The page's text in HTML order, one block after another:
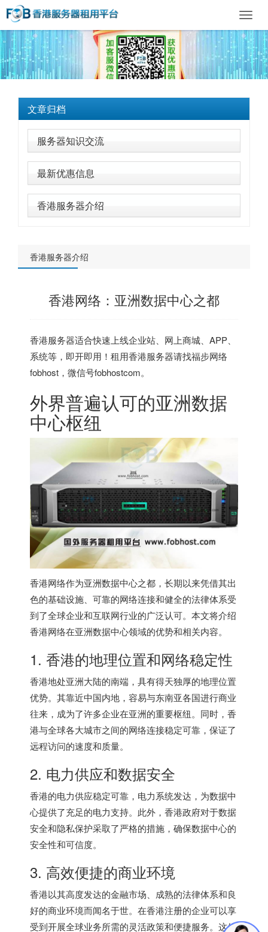
文章归档
服务器知识交流
最新优惠信息
香港服务器介绍
香港服务器介绍
香港网络：亚洲数据中心之都
香港服务器适合快速上线企业站、网上商城、APP、
系统等，即开即用！租用香港服务器请找福步网络
fobhost，微信号fobhostcom。
外界普遍认可的亚洲数据
中心枢纽
香港网络作为亚洲数据中心之都，长期以来凭借其出
色的基础设施、可靠的网络连接和健全的法律体系受
到了全球企业和互联网行业的广泛认可。本文将介绍
香港网络在亚洲数据中心领域的优势和相关内容。
1. 香港的地理位置和网络稳定性
香港地处亚洲大陆的南端，具有得天独厚的地理位置
优势。其靠近中国内地，容易与东南亚各国进行商业
往来，成为了许多企业在亚洲的重要枢纽。同时，香
港与全球各大城市之间的网络连接稳定可靠，保证了
远程访问的速度和质量。
2. 电力供应和数据安全
香港的电力供应稳定可靠，电力系统发达，为数据中
心提供了充足的电力支持。此外，香港政府对于数据
安全和隐私保护采取了严格的措施，确保数据中心的
安全性和可信度。
3. 高效便捷的商业环境
香港以其高度发达的金融市场、成熟的法律体系和良
好的商业环境而闻名于世。在香港注册的企业可以享
受到开展全球业务所需的灵活政策和便捷服务。这使